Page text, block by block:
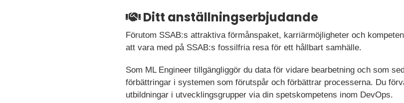
Ditt anställningserbjudande
Förutom SSAB:s attraktiva förmånspaket, karriärmöjligheter och
att vara med på SSAB:s fossilfria resa för ett hållbart samhälle.
Som ML Engineer tillgängliggör du data för vidare bearbetning och som
förbättringar i systemen som förutspår och förbättrar processerna. Du
utbildningar i utvecklingsgrupper via din spetskompetens inom DevOps.